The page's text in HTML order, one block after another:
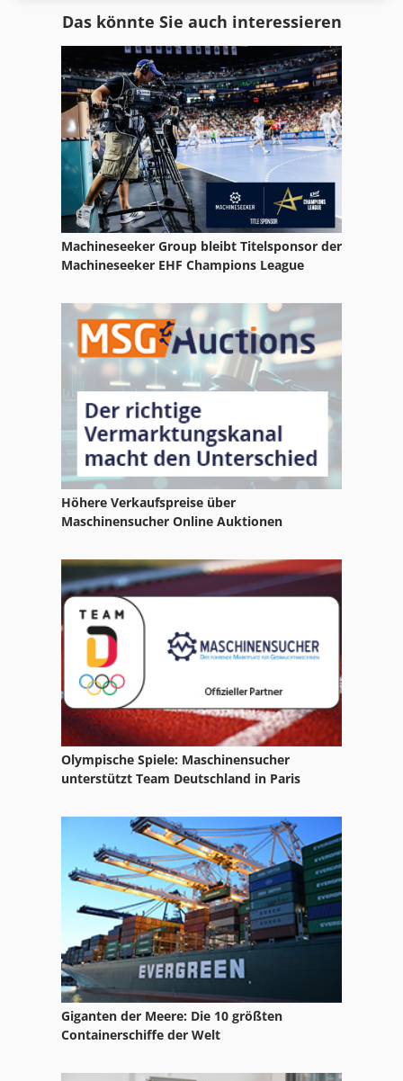
Atlas Copco Ga 122
Atlas Copco Ga 15
Atlas Copco Ga 15 Ff
Atlas Copco Ga 160
Atlas Copco Ga 18
Atlas Copco Ga 22
Atlas Copco Ga 308
Atlas Copco Ga 37
Atlas Copco Ga 408
Atlas Copco Ga 45
Atlas Copco Ga 808
Atlas Copco Ga 90
Atlas Copco Luftschrauber
Atlas Copco Qas 30
Atlas Copco Qax 30
Das könnte Sie auch interessieren
Machineseeker Group bleibt Titelsponsor der
Machineseeker EHF Champions League
Höhere Verkaufspreise über
Maschinensucher Online Auktionen
Olympische Spiele: Maschinensucher
unterstützt Team Deutschland in Paris
Giganten der Meere: Die 10 größten
Containerschiffe der Welt